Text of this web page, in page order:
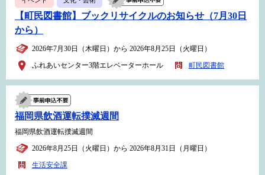
【町民図書館】ブックリサイクルのお知らせ（7月30日
から）
2026年7月30日（木曜日）から 2026年8月25日（火曜日）
ふれあいセンター3階エレベーターホール
町民図書館
福岡県飲酒運転撲滅週間
福岡県飲酒運転撲滅週間
2026年8月25日（火曜日）から 2026年8月31日（月曜日）
生活安全課